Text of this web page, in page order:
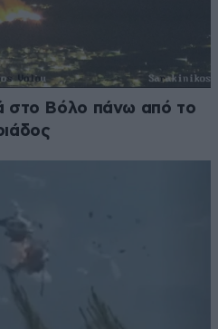
στο Βόλο πάνω από το